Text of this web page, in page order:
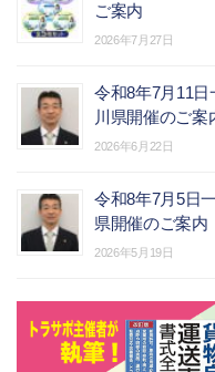
ご案内
2026年7月27日
令和8年7月11
川県開催のご案
2026年6月22日
令和8年7月5日
県開催のご案内
2026年5月19日